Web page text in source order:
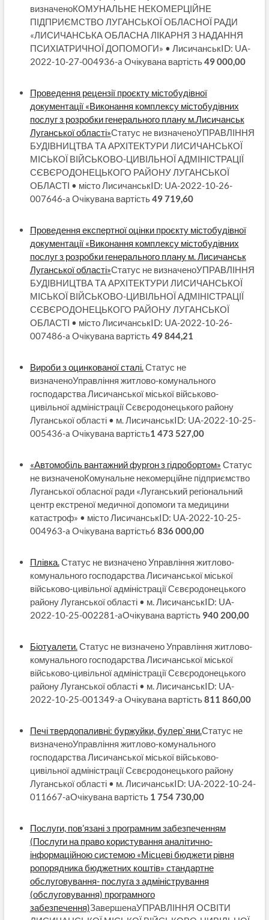
визначеноКОМУНАЛЬНЕ НЕКОМЕРЦІЙНЕ
ПІДПРИЄМСТВО ЛУГАНСЬКОЇ ОБЛАСНОЇ РАДИ
«ЛИСИЧАНСЬКА ОБЛАСНА ЛІКАРНЯ З НАДАННЯ
ПСИХІАТРИЧНОЇ ДОПОМОГИ» • ЛисичанськID: UA-
2022-10-27-004936-a Очікувана вартість49 000,00
Проведення рецензії проєкту містобудівної
документації «Виконання комплексу містобудівних
послуг з розробки генерального плану м.Лисичанськ
Луганської області»Статус не визначеноУПРАВЛІННЯ
БУДІВНИЦТВА ТА АРХІТЕКТУРИ ЛИСИЧАНСЬКОЇ
МІСЬКОЇ ВІЙСЬКОВО-ЦИВІЛЬНОЇ АДМІНІСТРАЦІЇ
СЄВЄРОДОНЕЦЬКОГО РАЙОНУ ЛУГАНСЬКОЇ
ОБЛАСТІ • місто ЛисичанськID: UA-2022-10-26-
007646-a Очікувана вартість49 719,60
Проведення експертної оцінки проєкту містобудівної
документації «Виконання комплексу містобудівних
послуг з розробки генерального плану м. Лисичанськ
Луганської області»Статус не визначеноУПРАВЛІННЯ
БУДІВНИЦТВА ТА АРХІТЕКТУРИ ЛИСИЧАНСЬКОЇ
МІСЬКОЇ ВІЙСЬКОВО-ЦИВІЛЬНОЇ АДМІНІСТРАЦІЇ
СЄВЄРОДОНЕЦЬКОГО РАЙОНУ ЛУГАНСЬКОЇ
ОБЛАСТІ • місто ЛисичанськID: UA-2022-10-26-
007486-a Очікувана вартість49 844,21
Вироби з оцинкованої сталі.Статус не
визначеноУправління житлово-комунального
господарства Лисичанської міської військово-
цивільної адміністрації Сєвєродонецького району
Луганської області • м. ЛисичанськID: UA-2022-10-25-
005436-a Очікувана вартість1 473 527,00
«Автомобіль вантажний фургон з гідробортом» Статус
не визначеноКомунальне некомерційне підприємство
Луганської обласної ради «Луганський регіональний
центр екстреної медичної допомоги та медицини
катастроф» • місто ЛисичанськID: UA-2022-10-25-
004963-a Очікувана вартість6 836 000,00
Плівка.Статус не визначено Управління житлово-
комунального господарства Лисичанської міської
військово-цивільної адміністрації Сєвєродонецького
району Луганської області • м. ЛисичанськID: UA-
2022-10-25-002281-aОчікувана вартість 940 200,00
Біотуалети.Статус не визначено Управління житлово-
комунального господарства Лисичанської міської
військово-цивільної адміністрації Сєвєродонецького
району Луганської області • м. ЛисичанськID: UA-
2022-10-25-001349-a Очікувана вартість811 860,00
Печі твердопаливні: буржуйки, булер`яни.Статус не
визначеноУправління житлово-комунального
господарства Лисичанської міської військово-
цивільної адміністрації Сєвєродонецького району
Луганської області • м. ЛисичанськID: UA-2022-10-24-
011667-aОчікувана вартість 1 754 730,00
Послуги, пов’язані з програмним забезпеченням
(Послуги на право користування аналітично-
інформаційною системою «Місцеві бюджети рівня
ропорядника бюджетних коштів» стандартне
обслуговування- послуга з адміністрування
(обслуговування) програмного
забезпечення)ЗавершенаУПРАВЛІННЯ ОСВІТИ